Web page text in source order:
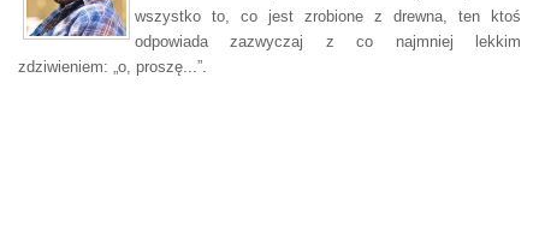
wszystko to, co jest zrobione z drewna, ten ktoś
odpowiada zazwyczaj z co najmniej lekkim
zdziwieniem: „o, proszę...”.